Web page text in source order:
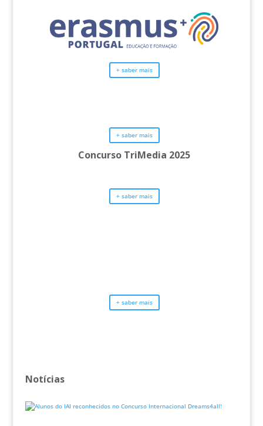
+ saber mais
+ saber mais
Concurso TriMedia 2025
+ saber mais
+ saber mais
Notícias